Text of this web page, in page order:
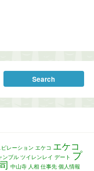
ピレーション エケコ エケコ
ンブル ツイレンレイ デート プ
中山寺 人相 仕事先 個人情報